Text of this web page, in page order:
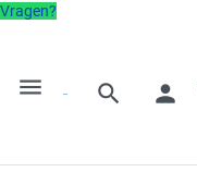
Vragen?
menu search person